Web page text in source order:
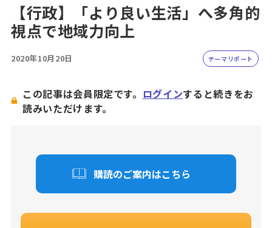
【行政】「より良い生活」へ多角的
視点で地域力向上
2020年10月20日 テーマリポート
この記事は会員限定です。 ログインすると続きをお
読みいただけます。
購読のご案内はこちら